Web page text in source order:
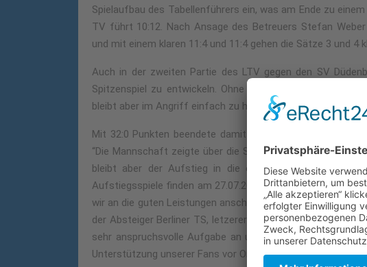
Spielaufbau des Tabellenführers ein, was am Ende zu
TV führt 10:12. Nach Ansage des Betreuers Stefan
und mit einem klaren 11:4 und 11:4 gehen die Sätze 3 und 4
Auch in der zweiten Partie des LTV gegen den SV
Spitzenspiel zu entwickeln. Ohne wirklichen Angreifer
bleibt aber im Angriff einfach zu harmlos. 11:6, 11:7 und
Mit 32:0 Punkten beendete damit der LTV souverän als
“Die Mannschaft zeigte über die Saison eine
bleibt aber der Aufstieg in die ersten Liga und hierfür
Aufstiegsspiele finden am 27.07.2019 hier bei uns in
wir an die guten Leistungen anschließen zu können.
der Absteiger Berliner TS, letzerer über die neue
sehr anspruchsvolle Aufgabe an unser Team!”, so
Unterstützung unserer Fans vor Ort!”